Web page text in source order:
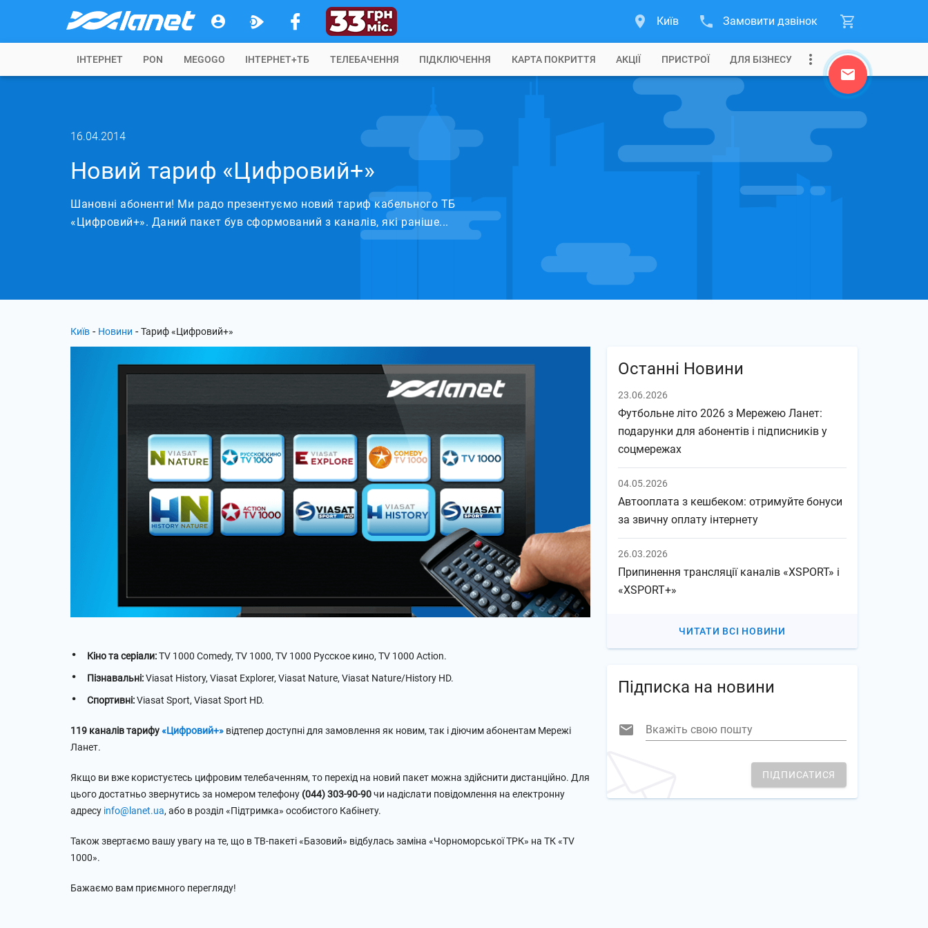
Київ Замовити дзвінок
IНТЕРНЕТ PON MEGOGO ІНТЕРНЕТ+ТБ ТЕЛЕБАЧЕННЯ ПІДКЛЮЧЕННЯ КАРТА ПОКРИТТЯ АКЦІЇ ПРИСТРОЇ ДЛЯ БІЗНЕСУ
16.04.2014
Новий тариф «Цифровий+»
Шановні абоненти! Ми радо презентуємо новий тариф кабельного ТБ
«Цифровий+». Даний пакет був сформований з каналів, які раніше...
Київ - Новини - Тариф «Цифровий+»
Кіно та серіали:TV 1000 Comedy, TV 1000, TV 1000 Русское кино, TV 1000 Action.
Пізнавальні:Viasat History, Viasat Explorer, Viasat Nature, Viasat Nature/History HD.
Спортивні:Viasat Sport, Viasat Sport HD.
119 каналів тарифу«Цифровий+» відтепер доступні для замовлення як новим, так і діючим абонентам Мережі
Ланет.
Якщо ви вже користуєтесь цифровим телебаченням, то перехід на новий пакет можна здійснити дистанційно. Для
цього достатньо звернутись за номером телефону (044) 303-90-90чи надіслати повідомлення на електронну
адресу info@lanet.ua, або в розділ «Підтримка» особистого Кабінету.
Також звертаємо вашу увагу на те, що в ТВ-пакеті «Базовий» відбулась заміна «Чорноморської ТРК» на ТК «TV
1000».
Бажаємо вам приємного перегляду!
Останні Новини
23.06.2026
Футбольне літо 2026 з Мережею Ланет:
подарунки для абонентів і підписників у
соцмережах
04.05.2026
Автооплата з кешбеком: отримуйте бонуси
за звичну оплату інтернету
26.03.2026
Припинення трансляції каналів «XSPORT» і
«XSPORT+»
ЧИТАТИ ВСІ НОВИНИ
Підписка на новини
Вкажіть свою пошту
ПІДПИСАТИСЯ